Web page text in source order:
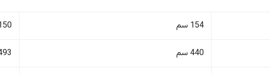
154 سم 150
440 سم 493